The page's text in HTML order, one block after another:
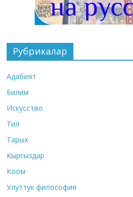
Рубрикалар
Адабият
Билим
Искусство
Тил
Тарых
Кыргыздар
Коом
Улуттук философия